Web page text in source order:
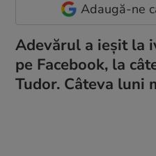
Adaugă-ne
Adevărul a ieşit la
pe Facebook, la
Tudor. Câteva luni